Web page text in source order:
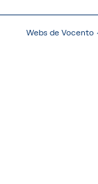
Webs de Vocento